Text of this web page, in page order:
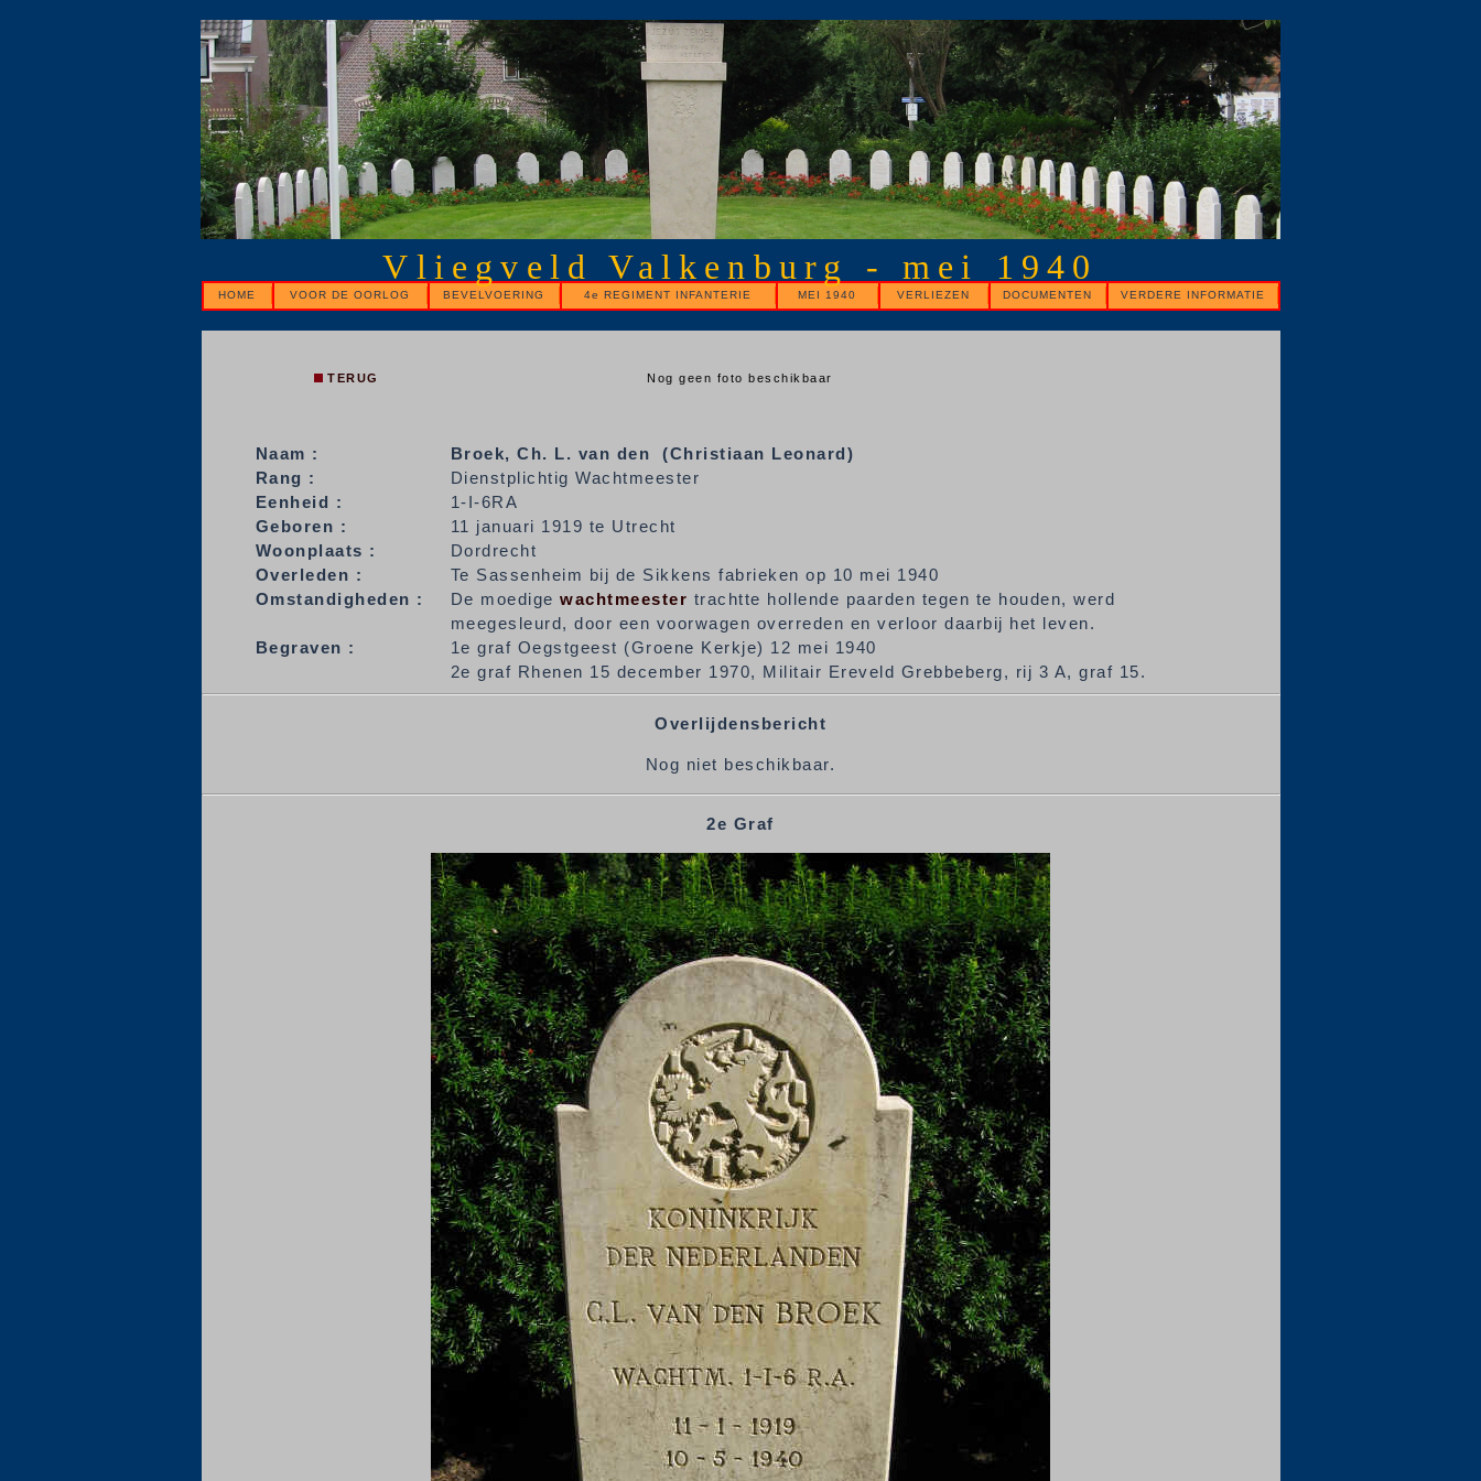
Vliegveld Valkenburg - mei 1940
HOME VOOR DE OORLOG BEVELVOERING 4e REGIMENT INFANTERIE MEI 1940 VERLIEZEN DOCUMENTEN VERDERE INFORMATIE
TERUG Nog geen foto beschikbaar
Naam : Broek, Ch. L. van den (Christiaan Leonard)
Rang :
Dienstplichtig Wachtmeester
Eenheid :
1-I-6RA
Geboren :
11 januari 1919 te Utrecht
Woonplaats :
Dordrecht
Overleden :
Te Sassenheim bij de Sikkens fabrieken op 10 mei 1940
Omstandigheden :
De moedige wachtmeester trachtte hollende paarden tegen te houden, werd
meegesleurd, door een voorwagen overreden en verloor daarbij het leven.
Begraven :
1e graf Oegstgeest (Groene Kerkje) 12 mei 1940
2e graf Rhenen 15 december 1970, Militair Ereveld Grebbeberg, rij 3 A, graf 15.
Overlijdensbericht
Nog niet beschikbaar.
2e Graf